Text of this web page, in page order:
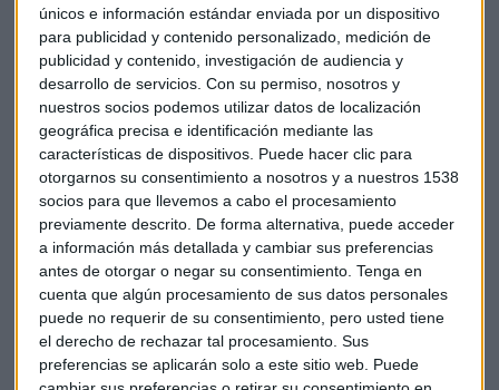
únicos e información estándar enviada por un dispositivo
para publicidad y contenido personalizado, medición de
publicidad y contenido, investigación de audiencia y
desarrollo de servicios. Con su permiso, nosotros y
nuestros socios podemos utilizar datos de localización
geográfica precisa e identificación mediante las
características de dispositivos. Puede hacer clic para
otorgarnos su consentimiento a nosotros y a nuestros 1538
socios para que llevemos a cabo el procesamiento
previamente descrito. De forma alternativa, puede acceder
a información más detallada y cambiar sus preferencias
antes de otorgar o negar su consentimiento. Tenga en
cuenta que algún procesamiento de sus datos personales
puede no requerir de su consentimiento, pero usted tiene
el derecho de rechazar tal procesamiento. Sus
preferencias se aplicarán solo a este sitio web. Puede
No obstante, Hoplamazian está abierto a explorar un nuevo
acercamiento. "Si el consejo de NH deseaabrir un diálogo
con Hyattpara buscar otras vías potenciales que permitan
desbloquear el valor para los accionistas de NH, estamos
listos para hacerlo", expresa en la carta remitida a la CNMV.
El movimiento de fichas entre la estadounidense y la
tailandesa no cesa. Minor se ha asegurado un 44% del
capital de la española trasacordar con el fondo británico
Oceanwood y con el grupo chino HNA. En una misiva
dirigida a la cúpula de NH, Minor instaba a NH a impedir a
Hyatt el acceso a información confidencial del grupo. La
cadema norteamericana ha contraatacado en su
comunicado y ve "impracticable" el lanzamiento de una